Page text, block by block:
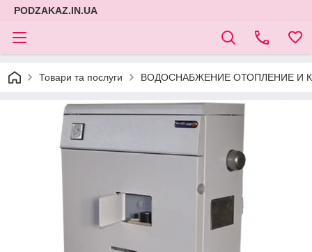
PODZAKAZ.IN.UA
Товари та послуги ВОДОСНАБЖЕНИЕ ОТОПЛЕНИЕ И